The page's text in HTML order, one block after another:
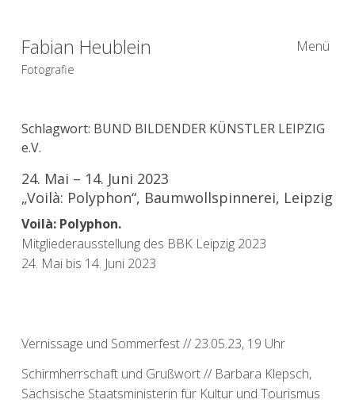
Fabian Heublein
Fotografie
Menü
Schlagwort: BUND BILDENDER KÜNSTLER LEIPZIG
e.V.
24. Mai – 14. Juni 2023
„Voilà: Polyphon“, Baumwollspinnerei, Leipzig
Voilà: Polyphon.
Mitgliederausstellung des BBK Leipzig 2023
24. Mai bis 14. Juni 2023
Vernissage und Sommerfest // 23.05.23, 19 Uhr
Schirmherrschaft und Grußwort // Barbara Klepsch,
Sächsische Staatsministerin für Kultur und Tourismus